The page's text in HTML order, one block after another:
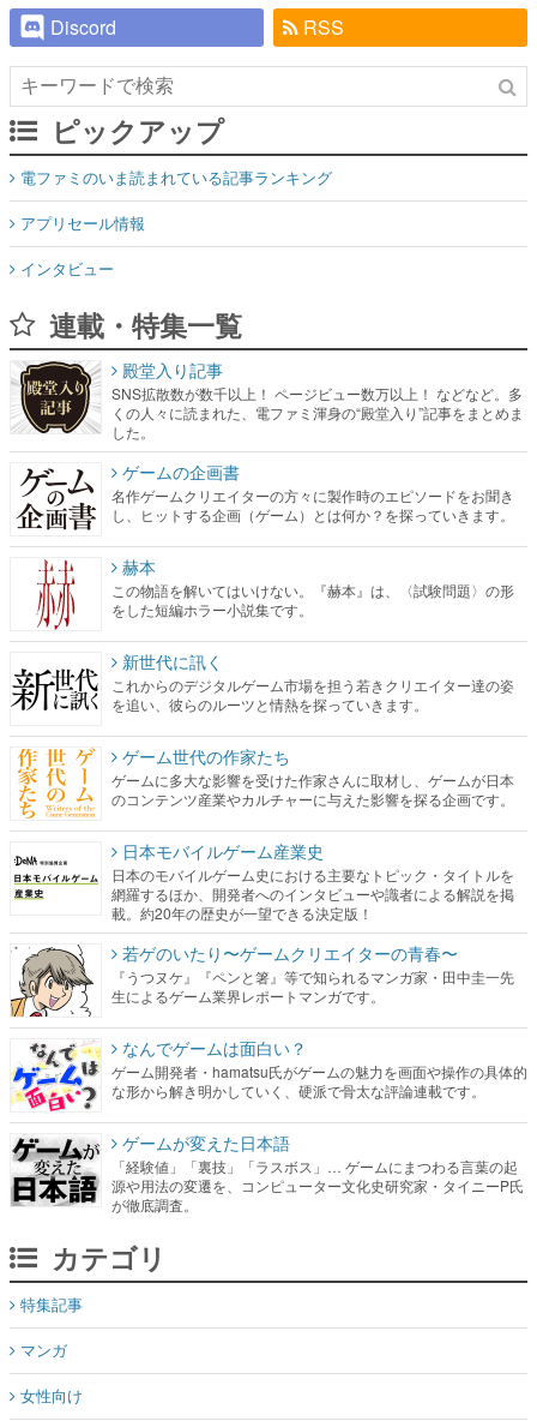
Discord
RSS
ピックアップ
電ファミのいま読まれている記事ランキング
アプリセール情報
インタビュー
連載・特集一覧
殿堂入り記事
SNS拡散数が数千以上！ ページビュー数万以上！ などなど。多
くの人々に読まれた、電ファミ渾身の“殿堂入り”記事をまとめま
した。
ゲームの企画書
名作ゲームクリエイターの方々に製作時のエピソードをお聞き
し、ヒットする企画（ゲーム）とは何か？を探っていきます。
赫本
この物語を解いてはいけない。『赫本』は、〈試験問題〉の形
をした短編ホラー小説集です。
新世代に訊く
これからのデジタルゲーム市場を担う若きクリエイター達の姿
を追い、彼らのルーツと情熱を探っていきます。
ゲーム世代の作家たち
ゲームに多大な影響を受けた作家さんに取材し、ゲームが日本
のコンテンツ産業やカルチャーに与えた影響を探る企画です。
日本モバイルゲーム産業史
日本のモバイルゲーム史における主要なトピック・タイトルを
網羅するほか、開発者へのインタビューや識者による解説を掲
載。約20年の歴史が一望できる決定版！
若ゲのいたり〜ゲームクリエイターの青春〜
『うつヌケ』『ペンと箸』等で知られるマンガ家・田中圭一先
生によるゲーム業界レポートマンガです。
なんでゲームは面白い？
ゲーム開発者・hamatsu氏がゲームの魅力を画面や操作の具体的
な形から解き明かしていく、硬派で骨太な評論連載です。
ゲームが変えた日本語
「経験値」「裏技」「ラスボス」… ゲームにまつわる言葉の起
源や用法の変遷を、コンピューター文化史研究家・タイニーP氏
が徹底調査。
カテゴリ
特集記事
マンガ
女性向け